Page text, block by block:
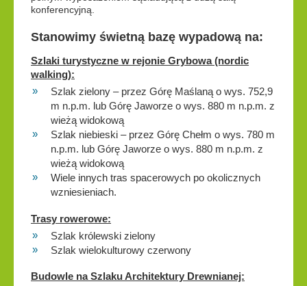
konferencyjną.
Stanowimy świetną bazę wypadową na:
Szlaki turystyczne w rejonie Grybowa (nordic
walking):
Szlak zielony – przez Górę Maślaną o wys. 752,9
m n.p.m. lub Górę Jaworze o wys. 880 m n.p.m. z
wieżą widokową
Szlak niebieski – przez Górę Chełm o wys. 780 m
n.p.m. lub Górę Jaworze o wys. 880 m n.p.m. z
wieżą widokową
Wiele innych tras spacerowych po okolicznych
wzniesieniach.
Trasy rowerowe:
Szlak królewski zielony
Szlak wielokulturowy czerwony
Budowle na Szlaku Architektury Drewnianej: